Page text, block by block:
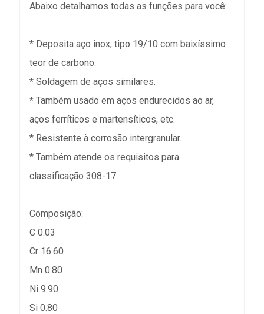
Abaixo detalhamos todas as funções para você:
* Deposita aço inox, tipo 19/10 com baixíssimo
teor de carbono.
* Soldagem de aços similares.
* Também usado em aços endurecidos ao ar,
aços ferríticos e martensíticos, etc.
* Resistente à corrosão intergranular.
* Também atende os requisitos para
classificação 308-17
Composição:
C 0.03
Cr 16.60
Mn 0.80
Ni 9.90
Si 0.80